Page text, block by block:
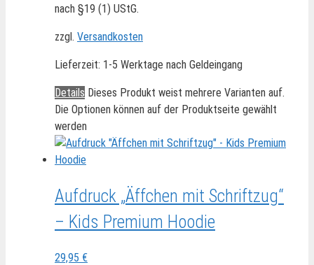
nach §19 (1) UStG.
zzgl. Versandkosten
Lieferzeit: 1-5 Werktage nach Geldeingang
Details Dieses Produkt weist mehrere Varianten auf.
Die Optionen können auf der Produktseite gewählt
werden
Aufdruck „Äffchen mit Schriftzug“
– Kids Premium Hoodie
29,95 €